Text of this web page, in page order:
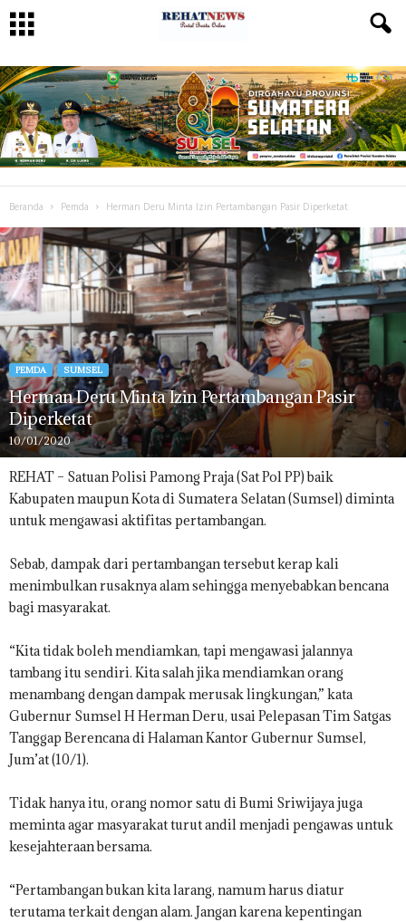
Beranda Pemda Herman Deru Minta Izin Pertambangan Pasir Diperketat
PEMDA SUMSEL
Herman Deru Minta Izin Pertambangan Pasir
Diperketat
10/01/2020
REHAT – Satuan Polisi Pamong Praja (Sat Pol PP) baik
Kabupaten maupun Kota di Sumatera Selatan (Sumsel) diminta
untuk mengawasi aktifitas pertambangan.
Sebab, dampak dari pertambangan tersebut kerap kali
menimbulkan rusaknya alam sehingga menyebabkan bencana
bagi masyarakat.
“Kita tidak boleh mendiamkan, tapi mengawasi jalannya
tambang itu sendiri. Kita salah jika mendiamkan orang
menambang dengan dampak merusak lingkungan,” kata
Gubernur Sumsel H Herman Deru, usai Pelepasan Tim Satgas
Tanggap Berencana di Halaman Kantor Gubernur Sumsel,
Jum’at (10/1).
Tidak hanya itu, orang nomor satu di Bumi Sriwijaya juga
meminta agar masyarakat turut andil menjadi pengawas untuk
kesejahteraan bersama.
“Pertambangan bukan kita larang, namum harus diatur
terutama terkait dengan alam. Jangan karena kepentingan